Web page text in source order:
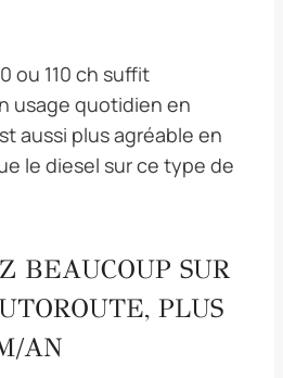
ou 110 ch suffit
usage quotidien en
aussi plus agréable en
le diesel sur ce type de
BEAUCOUP SUR
PLUS
AN